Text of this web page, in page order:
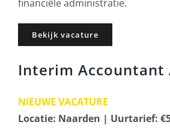
financiële administratie.
Bekijk vacature
Interim Accountant
NIEUWE VACATURE
Locatie: Naarden | Uurtarief: